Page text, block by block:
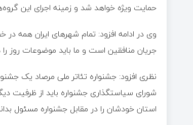
حمایت ویژه خواهد شد و زمینه اجرای این
وی در ادامه افزود: تمام شهرهای ایران همه
جریان منافقین است و ما باید موضوعات روز را
نظری افزود: جشنواره تئاتر ملی مرصاد یک
شورای سیاستگذاری جشنواره باید از ظرفیت
استان خودشان را در مقابل جشنواره مسئول